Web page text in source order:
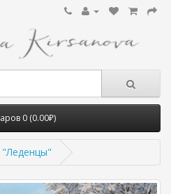
0 (0.00₽)